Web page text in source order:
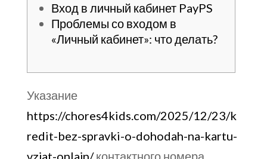
Вход в личный кабинет PayPS
Проблемы со входом в
«Личный кабинет»: что делать?
Указание
https://chores4kids.com/2025/12/23/k
redit-bez-spravki-o-dohodah-na-kartu-
vzjat-onlajn/контактного номера